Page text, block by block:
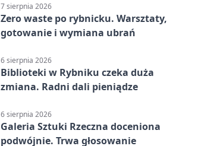
7 sierpnia 2026
Zero waste po rybnicku. Warsztaty,
gotowanie i wymiana ubrań
6 sierpnia 2026
Biblioteki w Rybniku czeka duża
zmiana. Radni dali pieniądze
6 sierpnia 2026
Galeria Sztuki Rzeczna doceniona
podwójnie. Trwa głosowanie